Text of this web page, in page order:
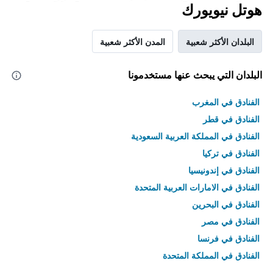
هوتل نيويورك
البلدان الأكثر شعبية المدن الأكثر شعبية
البلدان التي يبحث عنها مستخدمونا
الفنادق في المغرب
الفنادق في قطر
الفنادق في المملكة العربية السعودية
الفنادق في تركيا
الفنادق في إندونيسيا
الفنادق في الامارات العربية المتحدة
الفنادق في البحرين
الفنادق في مصر
الفنادق في فرنسا
الفنادق في المملكة المتحدة